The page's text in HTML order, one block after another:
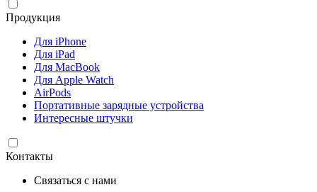
Продукция
Для iPhone
Для iPad
Для MacBook
Для Apple Watch
AirPods
Портативные зарядные устройства
Интересные штучки
Контакты
Связаться с нами